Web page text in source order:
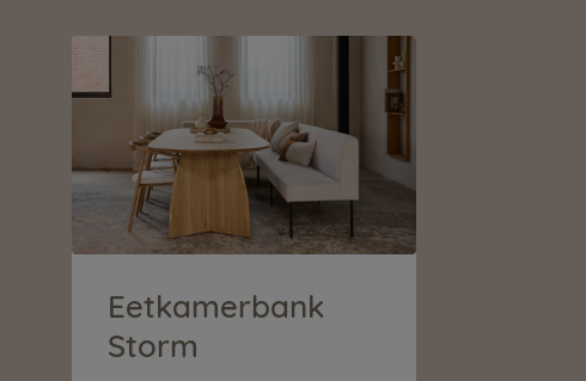
Eetkamerbank
Storm